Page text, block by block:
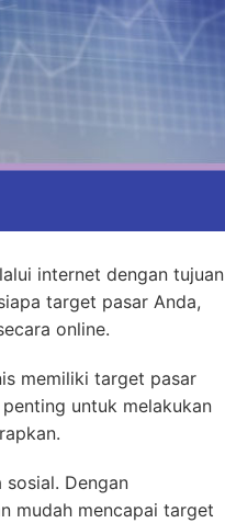
internet dengan tujuan
target pasar Anda,
online.
memiliki target pasar
untuk melakukan
Dengan
mudah mencapai target